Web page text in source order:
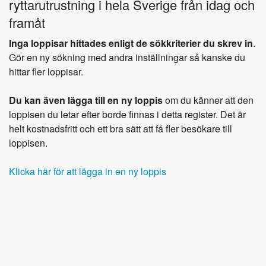
ryttarutrustning i hela Sverige från idag och
framåt
Inga loppisar hittades enligt de sökkriterier du skrev in.
Gör en ny sökning med andra inställningar så kanske du
hittar fler loppisar.
Du kan även lägga till en ny loppisom du känner att den
loppisen du letar efter borde finnas i detta register. Det är
helt kostnadsfritt och ett bra sätt att få fler besökare till
loppisen.
Klicka här för att lägga in en ny loppis